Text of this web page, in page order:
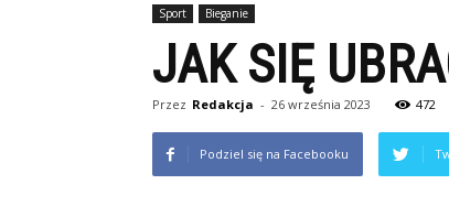
Sport Bieganie
JAK SIĘ
Przez Redakcja - 26 września 2023 472
Podziel się na Facebooku